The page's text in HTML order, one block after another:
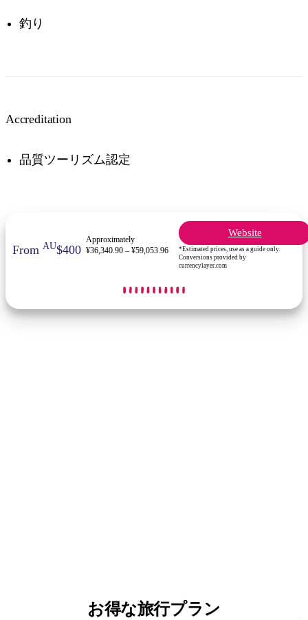
釣り
Accreditation
品質ツーリズム認定
From AU$400
Approximately
¥36,340.90 – ¥59,053.96
Website
*Estimated prices, use as a guide only.
Conversions provided by
currencylayer.com
お得な旅行プラン